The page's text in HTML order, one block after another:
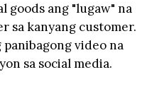
goods ang "lugaw" na
sa kanyang customer.
video na
sa social media.